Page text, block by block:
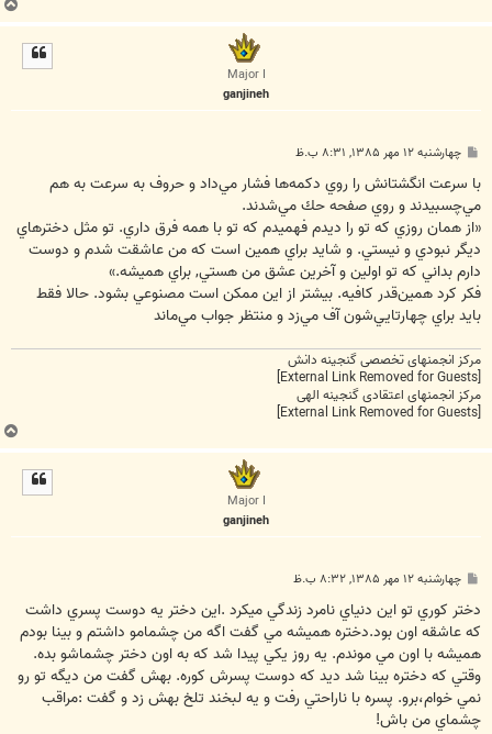
ب
ا
Major I
ganjineh
پ
ت
چهارشنبه ۱۲ مهر ۱۳۸۵, ۸:۳۱ ب.ظ
با سرعت انگشتانش را روي دكمه‌ها فشار مي‌داد و حروف به سرعت به هم
مي‌چسبيدند و روي صفحه حك مي‌شدند.
«از همان روزي كه تو را ديدم فهميدم كه تو با همه فرق داري. تو مثل دخترهاي
ديگر نبودي و نيستي. و شايد براي همين است كه من عاشقت شدم و دوست
دارم بداني كه تو اولين و آخرين عشق من هستي, براي هميشه.»
فكر كرد همين‌قدر كافيه. بيشتر از اين ممكن است مصنوعي بشود. حالا فقط
بايد براي چهارتايي‌شون آف مي‌زد و منتظر جواب مي‌ماند
مرکز انجمنهای تخصصی گنجینه دانش
مرکز انجمنهای اعتقادی گنجینه الهی
ب
ا
Major I
ganjineh
پ
ت
چهارشنبه ۱۲ مهر ۱۳۸۵, ۸:۳۲ ب.ظ
دختر كوري تو اين دنياي نامرد زندگي ميكرد .اين دختر يه دوست پسري داشت
كه عاشقه اون بود.دختره هميشه مي گفت اگه من چشمامو داشتم و بينا بودم
هميشه با اون مي موندم. يه روز يكي پيدا شد كه به اون دختر چشماشو بده.
وقتي كه دختره بينا شد ديد كه دوست پسرش كوره. بهش گفت من ديگه تو رو
نمي خوام،برو. پسره با ناراحتي رفت و يه لبخند تلخ بهش زد و گفت :مراقب
چشماي من باش!